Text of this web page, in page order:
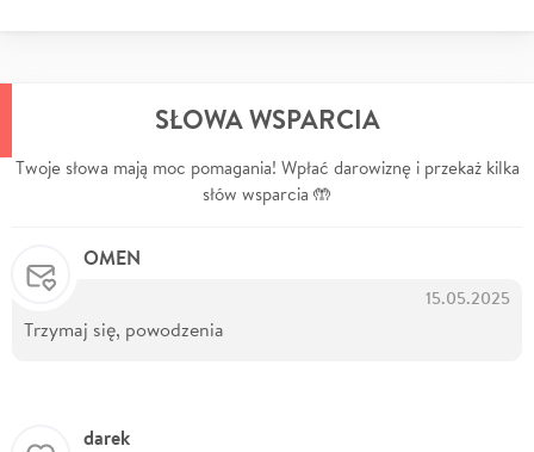
SŁOWA WSPARCIA
Twoje słowa mają moc pomagania! Wpłać darowiznę i przekaż kilka
słów wsparcia 🤲
OMEN
15.05.2025
Trzymaj się, powodzenia
darek